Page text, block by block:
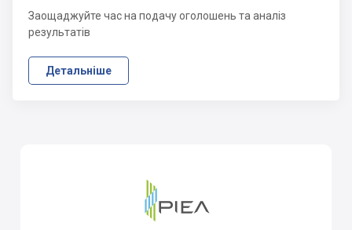
Заощаджуйте час на подачу оголошень та аналіз
результатів
Детальніше